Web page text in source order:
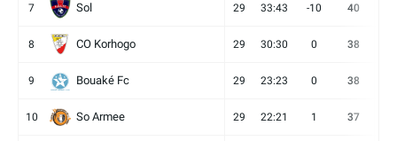
7 Sol 29 33:43 -10 40
8 CO Korhogo 29 30:30 0 38
9 Bouaké Fc 29 23:23 0 38
10 So Armee 29 22:21 1 37